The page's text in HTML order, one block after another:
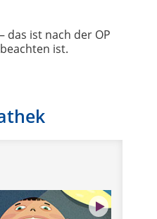
das ist nach der OP
ist.